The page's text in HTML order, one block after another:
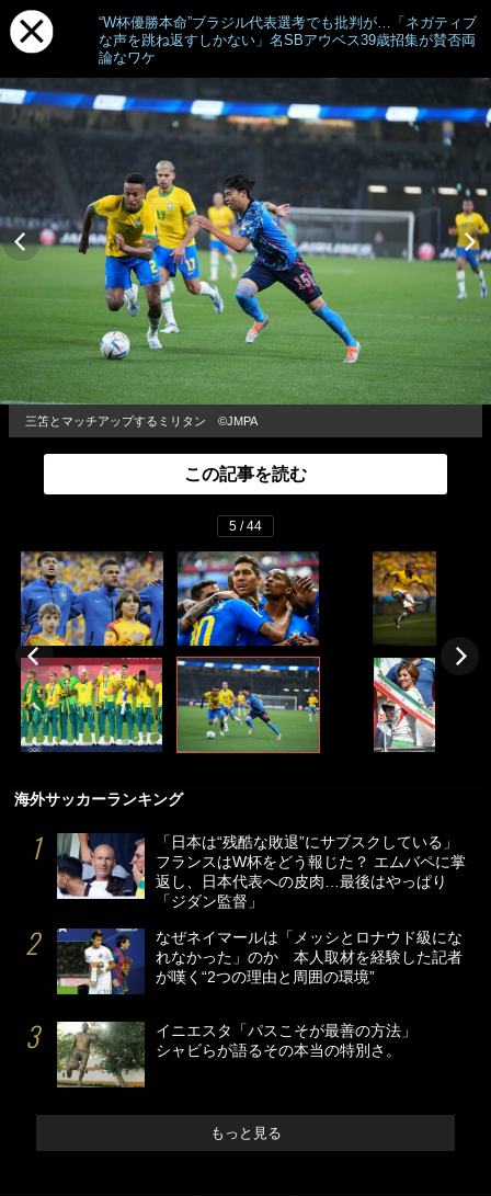
“W杯優勝本命”ブラジル代表選考でも批判が…「ネガティブ
な声を跳ね返すしかない」名SBアウベス39歳招集が賛否両
論なワケ
三笘とマッチアップするミリタン ©JMPA
この記事を読む
5 / 44
海外サッカーランキング
「日本は“残酷な敗退”にサブスクしている」
フランスはW杯をどう報じた？ エムバペに掌
返し、日本代表への皮肉…最後はやっぱり
「ジダン監督」
なぜネイマールは「メッシとロナウド級にな
れなかった」のか 本人取材を経験した記者
が嘆く“2つの理由と周囲の環境”
イニエスタ「パスこそが最善の方法」
シャビらが語るその本当の特別さ。
もっと見る